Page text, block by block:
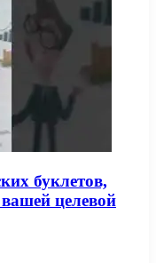
буклетов,
целевой